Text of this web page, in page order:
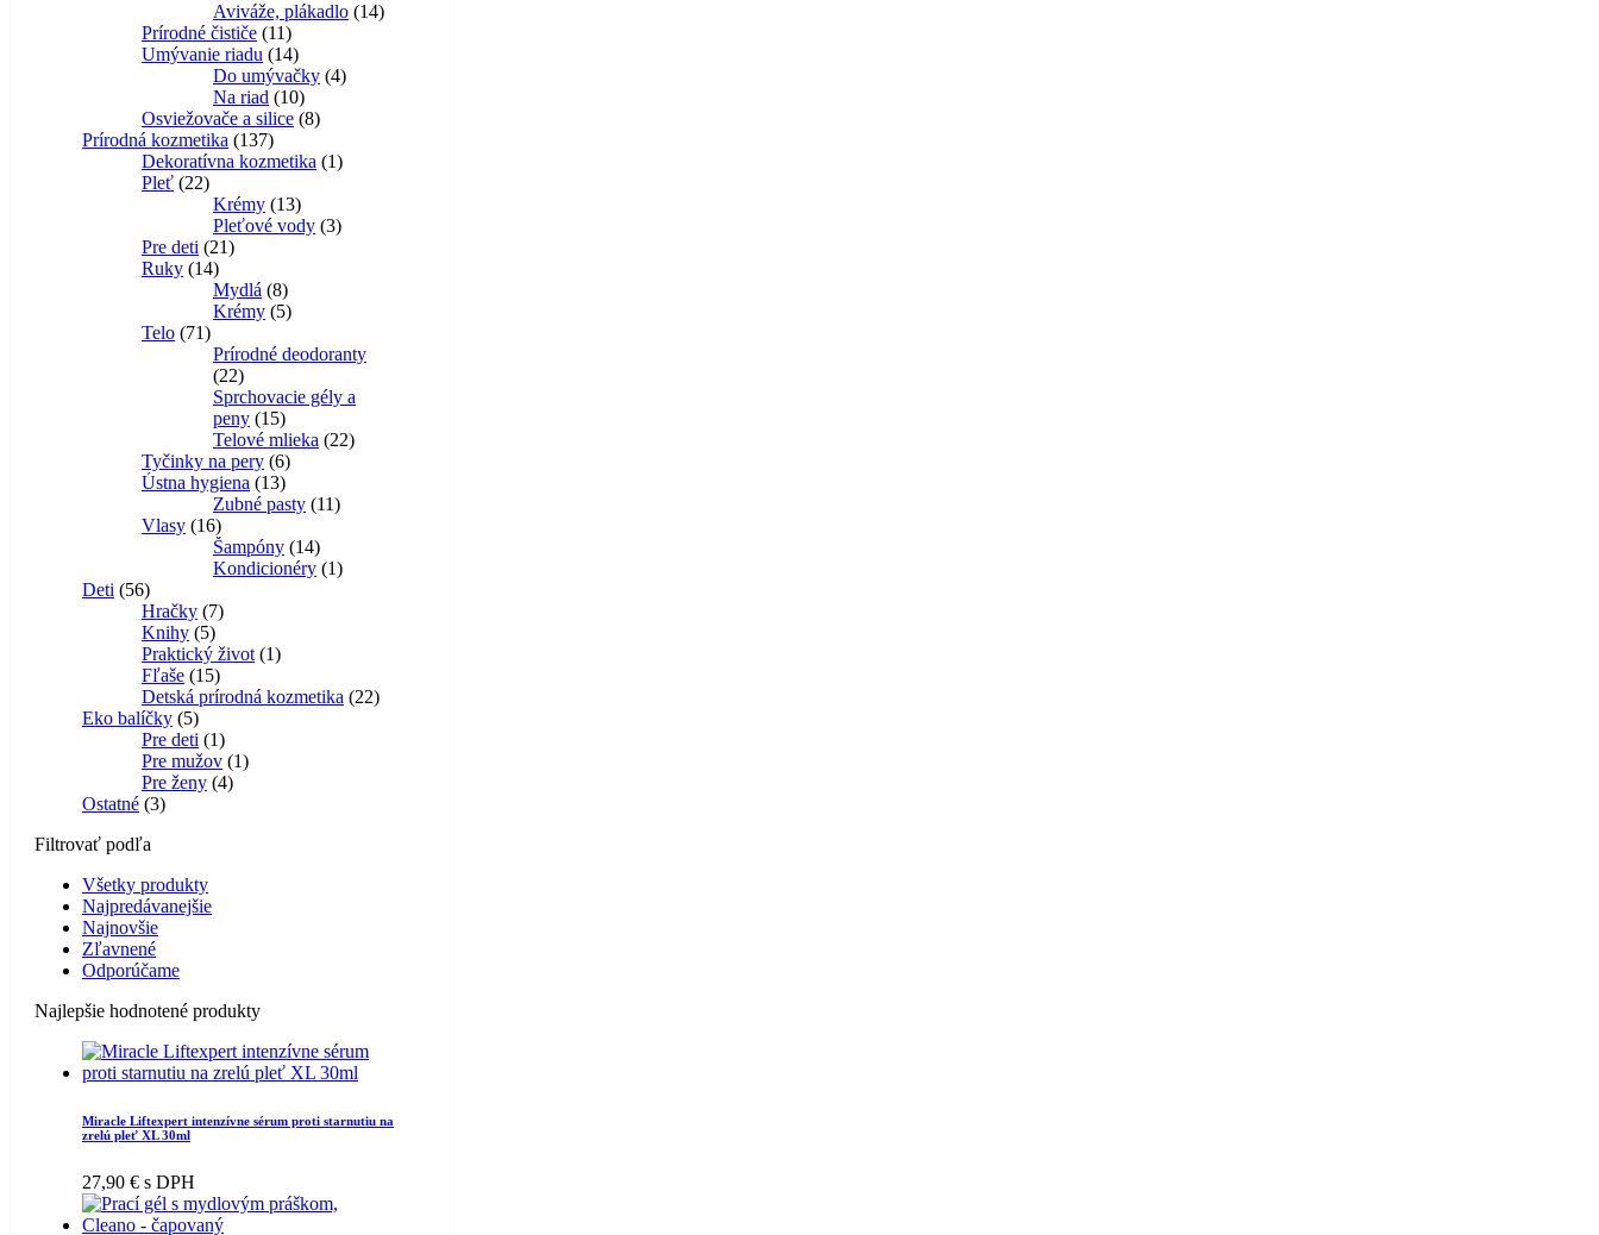
Aviváže, plákadlo 14
Prírodné čističe 11
Umývanie riadu
14
Do umývačky 4
Na riad
10
Osviežovače a silice 8
Prírodná kozmetika
137
Dekoratívna kozmetika
1
Pleť 22
Krémy 13
Pleťové vody 3
Pre deti
21
Ruky 14
Mydlá 8
Krémy 5
Telo 71
Prírodné deodoranty
22
Sprchovacie gély a
peny 15
Telové mlieka
22
Tyčinky na pery 6
Ústna hygiena
13
Zubné pasty 11
Vlasy 16
Šampóny 14
Kondicionéry 1
Deti
56
Hračky 7
Knihy 5
Praktický život 1
Fľaše 15
Detská prírodná kozmetika
22
Eko balíčky 5
Pre deti
1
Pre mužov 1
Pre ženy 4
Ostatné 3
Filtrovať podľa
Všetky produkty
Najpredávanejšie
Najnovšie
Zľavnené
Odporúčame
Najlepšie hodnotené produkty
Miracle Liftexpert intenzívne sérum proti starnutiu na
zrelú pleť XL 30ml
27,90 € s DPH